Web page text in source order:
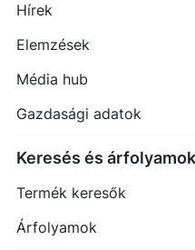
Hírek
Elemzések
Média hub
Gazdasági adatok
Keresés és árfolyamok
Termék keresők
Árfolyamok
Flexsteel
ISIN: US3393821034
Időpont: 26.08.07. 22:01
Előző záró:76.89
Árfolyamértesítő